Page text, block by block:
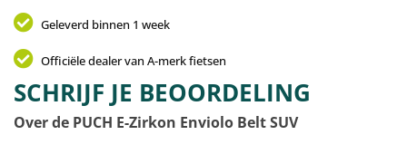
Geleverd binnen 1 week
Officiële dealer van A-merk fietsen
SCHRIJF JE BEOORDELING
Over de PUCH E-Zirkon Enviolo Belt SUV